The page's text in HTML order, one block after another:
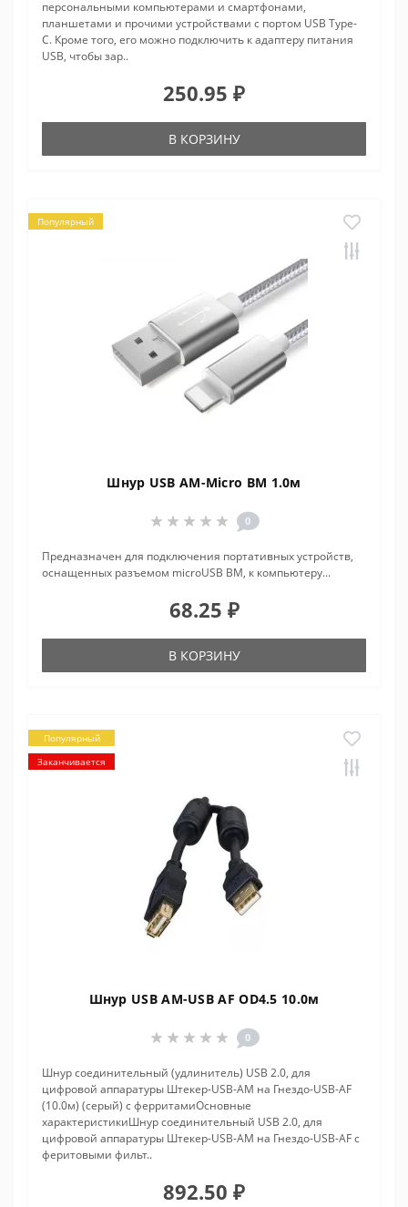
персональными компьютерами и смартфонами,
планшетами и прочими устройствами с портом USB Type-
C. Кроме того, его можно подключить к адаптеру питания
USB, чтобы зар..
250.95 ₽
В КОРЗИНУ
Популярный
Шнур USB AM-Micro BM 1.0м
0
Предназначен для подключения портативных устройств,
оснащенных разъемом microUSB BM, к компьютеру...
68.25 ₽
В КОРЗИНУ
Популярный
Заканчивается
Шнур USB AM-USB AF OD4.5 10.0м
0
Шнур соединительный (удлинитель) USB 2.0, для
цифровой аппаратуры Штекер-USB-AM на Гнездо-USB-AF
(10.0м) (серый) с ферритамиОсновные
характеристикиШнур соединительный USB 2.0, для
цифровой аппаратуры Штекер-USB-AM на Гнездо-USB-AF с
феритовыми фильт..
892.50 ₽